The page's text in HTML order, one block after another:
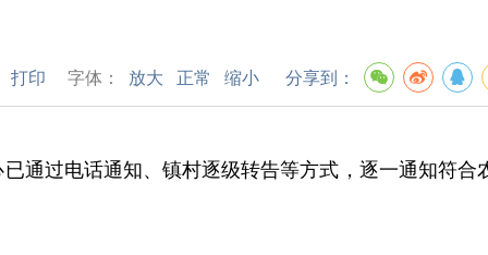
打印 字体： 放大 正常 缩小 分享到：
通过电话通知、镇村逐级转告等方式，逐一通知符合